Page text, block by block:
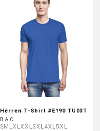
Herren T-Shirt #E190 TU03T
B & C
SM L XL XXL 3XL 4XL 5XL